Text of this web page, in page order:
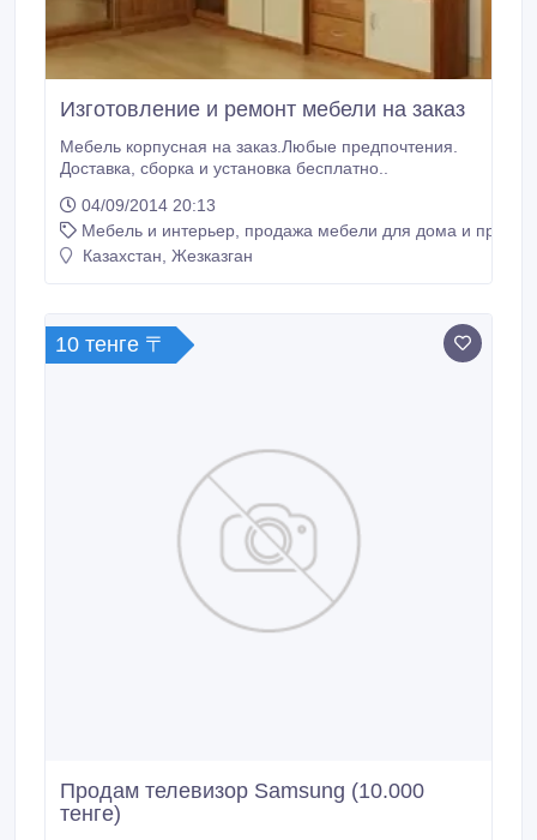
Изготовление и ремонт мебели на заказ
Мебель корпусная на заказ.Любые предпочтения.
Доставка, сборка и установка бесплатно..
04/09/2014 20:13
Мебель и интерьер, продажа мебели для дома и
Казахстан, Жезказган
10 тенге 〒
Продам телевизор Samsung (10.000
тенге)